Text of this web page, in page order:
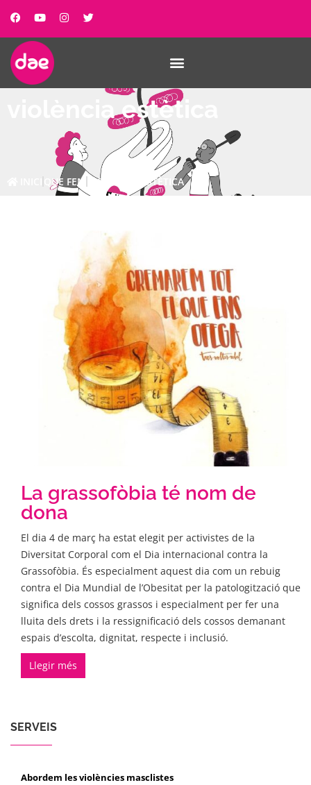
violència estètica
QUE FEM VIOLÈNCIA ESTÈTICA
SERVEIS
Abordem les violències masclistes
La grassofòbia té nom de
dona
El dia 4 de març ha estat elegit per activistes de la
Diversitat Corporal com el Dia internacional contra la
Grassofòbia. És especialment aquest dia com un rebuig
contra el Dia Mundial de l’Obesitat per la patologització que
significa dels cossos grassos i especialment per fer una
lluita dels drets i la ressignificació dels cossos demanant
espais d’escolta, dignitat, respecte i inclusió.
Llegir més